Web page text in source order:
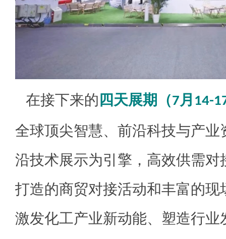
在接下来的 四天展期（7 月 14-
全球顶尖智慧、前沿科技与产业
沿技术展示为引擎，高效供需对
打造的商贸对接活动和丰富的现
激发化工产业新动能、塑造行业